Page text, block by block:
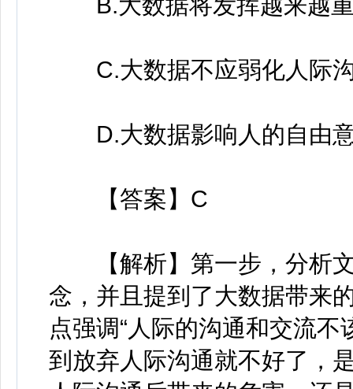
C.大数据不应弱化人际
D.大数据影响人的自由
【答案】C
【解析】第一步，分析文
念，并且提到了大数据带来
点强调“人际的沟通和交流
到放弃人际沟通就不好了，